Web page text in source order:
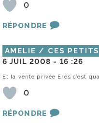
0
RÉPONDRE
AMELIE / CES
6 JUIL 2008 - 16 :26
Et la vente privée Eres c’est
0
RÉPONDRE